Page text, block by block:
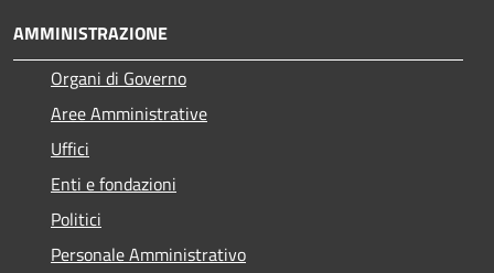
AMMINISTRAZIONE
Organi di Governo
Aree Amministrative
Uffici
Enti e fondazioni
Politici
Personale Amministrativo